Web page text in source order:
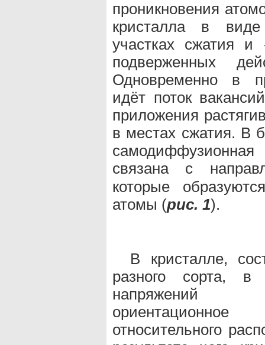
проникновения
кристалла в
участках сжатия и
подверженных
Одновременно в
идёт поток
приложения
в местах сжатия. В
связана с
которые
атомы (рис. 1).
В кристалле,
разного сорта, в
напряжений
относительного